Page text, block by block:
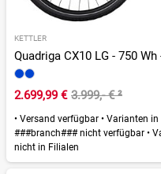
KETTLER
Quadriga CX10 LG - 750
2.699,99 € 3.999,- €²
• Versand verfügbar • Varianten
###branch### nicht verfügbar •
nicht in Filialen